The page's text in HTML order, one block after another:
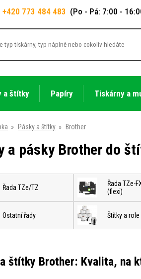
+420 773 484 483 (Po - Pá: 7:00 -
a štítky Papíry Tiskárny a
» Pásky a štítky » Brother
a pásky Brother do
Řada TZe/TZ
Řada TZe-
(flexi)
Ostatní řady Štítky a role
štítky Brother: Kvalita, na